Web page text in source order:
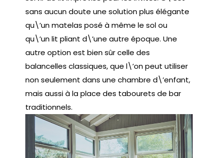
sans aucun doute une solution plus élégante
qu\’un matelas posé à même le sol ou
qu\’un lit pliant d\’une autre époque. Une
autre option est bien sûr celle des
balancelles classiques, que l\’on peut utiliser
non seulement dans une chambre d\’enfant,
mais aussi à la place des tabourets de bar
traditionnels.